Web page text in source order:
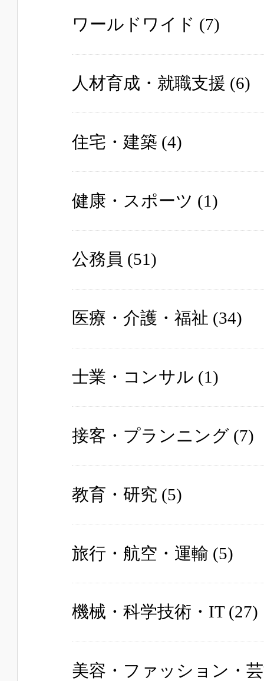
ワールドワイド (7)
人材育成・就職支援 (6)
住宅・建築 (4)
健康・スポーツ (1)
公務員 (51)
医療・介護・福祉 (34)
士業・コンサル (1)
接客・プランニング (7)
教育・研究 (5)
旅行・航空・運輸 (5)
機械・科学技術・IT(27)
美容・ファッション・